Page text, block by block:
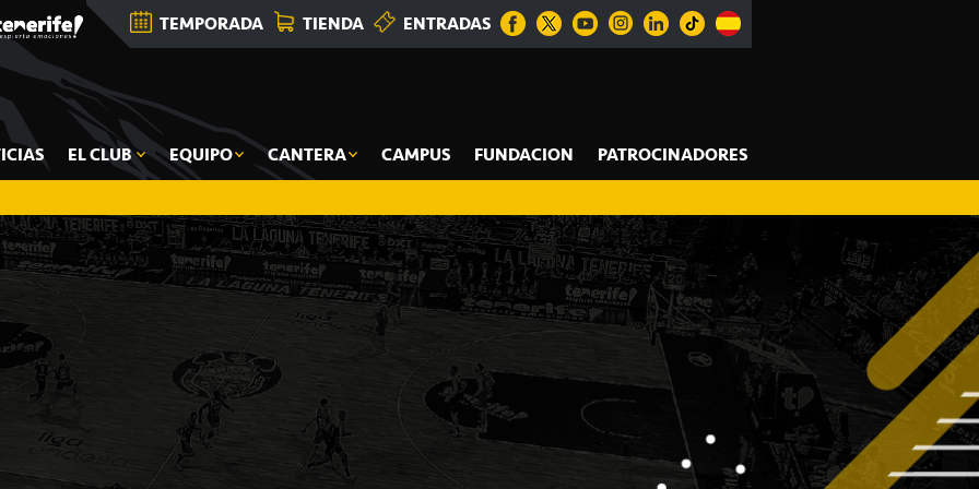
TEMPORADA TIENDA ENTRADAS
EL CLUB EQUIPO CANTERA CAMPUS FUNDACION PATROCINADORES